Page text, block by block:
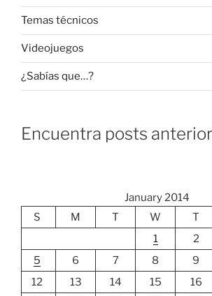
Temas técnicos
Videojuegos
¿Sabías que…?
Encuentra posts
January 2014
S
M T W T
1
2
5
6 7 8 9
12
13 14 15 16